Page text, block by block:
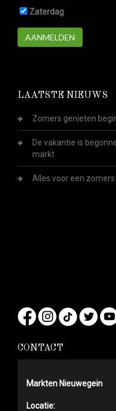
Zaterdag
AANMELDEN
LAATSTE NIEUWS
Zomers genieten
De vakantie is
markt
Alles voor een
CONTACT
Markten Nieuwegein
Locatie: